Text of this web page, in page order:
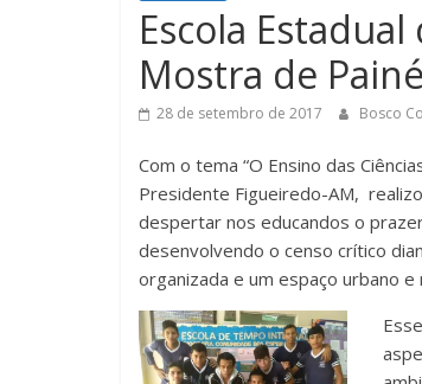
Escola
Mostra de
28 de setembro de 2017 Bosco
Com o tema “O Ensino das
Presidente Figueiredo-AM,
despertar nos educandos o
desenvolvendo o censo crítico
organizada e um espaço urbano